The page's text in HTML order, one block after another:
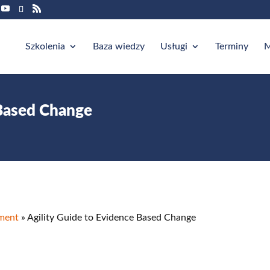
Szkolenia Baza wiedzy Usługi Terminy
Change
»Agility Guide to Evidence Based Change